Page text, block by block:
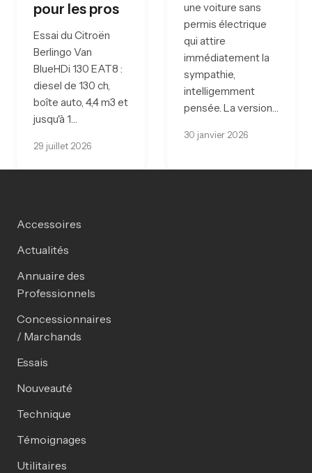
pour les pros
Essai du Citroën
Berlingo Van
BlueHDi 130 EAT8 :
diesel de 130 ch,
boîte auto, 4,4 m3 et
jusqu'à 1…
29 juillet 2026
une voiture sans
permis électrique
qui attire
immédiatement la
sympathie,
intelligemment
pensée. La version…
30 janvier 2026
Accessoires
Actualités
Annuaire des
Professionnels
Concessionnaires
/ Marchands
Essais
Nouveauté
Technique
Témoignages
Utilitaires